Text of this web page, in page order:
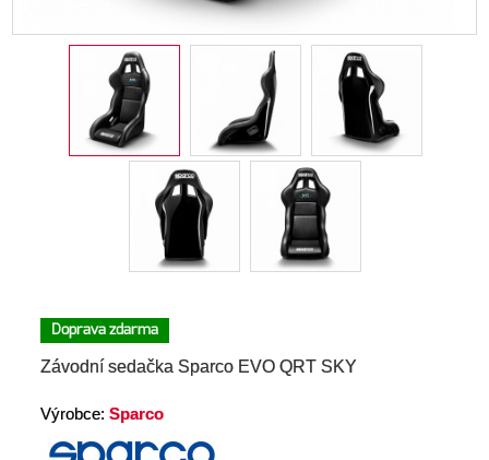
Doprava zdarma
Závodní sedačka Sparco EVO QRT SKY
Výrobce:Sparco